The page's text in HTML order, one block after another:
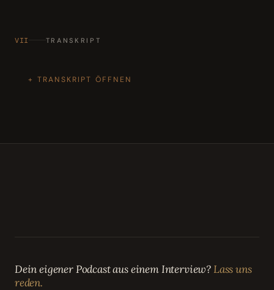
VII TRANSKRIPT
TRANSKRIPT ÖFFNEN
Dein eigener Podcast aus einem Interview?Lass uns
reden.